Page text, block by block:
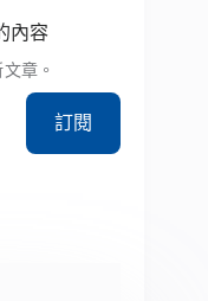
內容
章。
訂閱